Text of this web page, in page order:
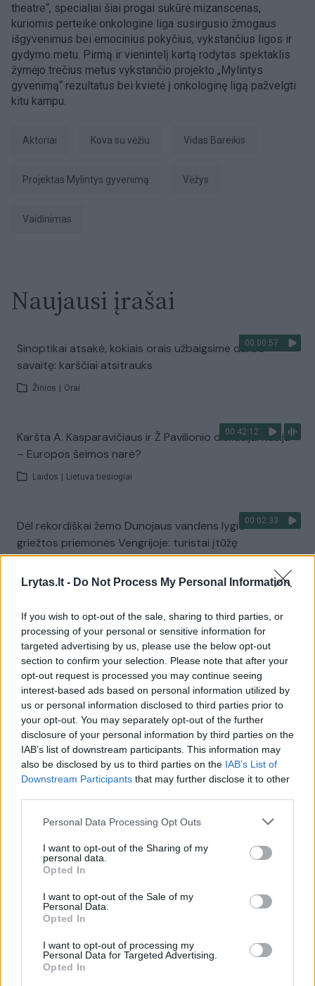
Lrytas.lt - Do Not Process My Personal Information
If you wish to opt-out of the sale, sharing to third parties, or
processing of your personal or sensitive information for
targeted advertising by us, please use the below opt-out
section to confirm your selection. Please note that after your
opt-out request is processed you may continue seeing
interest-based ads based on personal information utilized by
us or personal information disclosed to third parties prior to
your opt-out. You may separately opt-out of the further
disclosure of your personal information by third parties on the
IAB’s list of downstream participants. This information may
also be disclosed by us to third parties on the IAB’s List of
Downstream Participants that may further disclose it to other
Personal Data Processing Opt Outs
I want to opt-out of the Sharing of my
personal data.
Opted In
I want to opt-out of the Sale of my
Personal Data.
Opted In
I want to opt-out of processing my
Personal Data for Targeted Advertising.
Opted In
theatre“, specialiai šiai progai sukūrė mizanscenas,
kuriomis perteikė onkologine liga susirgusio žmogaus
išgyvenimus bei emocinius pokyčius, vykstančius ligos ir
gydymo metu. Pirmą ir vienintelį kartą rodytas spektaklis
žymėjo trečius metus vykstančio projekto „Mylintys
gyvenimą“ rezultatus bei kvietė į onkologinę ligą pažvelgti
kitu kampu.
aktoriai kova su vėžiu Vidas Bareikis
projektas Mylintys gyvenimą Vėžys
vaidinimas
Naujausi įrašai
00:00:57
Sinoptikai atsakė, kokiais orais užbaigsime darbo
savaitę: karščiai atsitrauks
Žinios Orai
00:42:12
Karšta A. Kasparavičiaus ir Ž Pavilionio diskusija: Rusija
– Europos šeimos narė?
Laidos Lietuva tiesiogiai
00:02:33
Dėl rekordiškai žemo Dunojaus vandens lygio –
griežtos priemonės Vengrijoje: turistai įtūžę
Kuprines pasvėrę specialistai įspėja apie pavojingą
įprotį: tą daro daugiau nei pusė pradinukų
Žinios Lietuvos diena
Visi įrašai
Žiūrimiausi įrašai
Vaizdai iš tragiškos avarijos Vilniaus r.: dviejų moterų ir
Žinios | Lietuvos diena
00:00:57
Savaitės vidurys nusimato karštas: temperatūra kils iki
32 laipsnių šilumos
Žinios | Orai